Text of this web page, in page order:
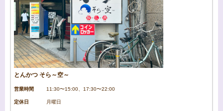
とんかつ そら～空～
営業時間 11:30〜15:00、17:30〜22:00
定休日 月曜日